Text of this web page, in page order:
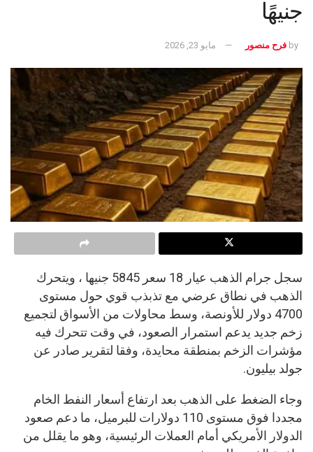
جنيهًا
by فرح منصور مايو 23, 2026
سجل جرام الذهب عيار 18 سعر 5845 جنيها ، ويتحرك
الذهب في نطاق عرضي مع تذبذب قوي حول مستوى
4700 دولار للأونصة، وسط محاولات من الأسواق لتجميع
زخم جديد يدعم استمرار الصعود، في وقت تتحرك فيه
مؤشرات الزخم بمنطقة محايدة، وفقا لتقرير صادر عن
جولد بيليون.
وجاء الضغط على الذهب بعد ارتفاع أسعار النفط الخام
مجددا فوق مستوى 110 دولارات للبرميل، ما دعم صعود
الدولار الأمريكي أمام العملات الرئيسية، وهو ما يقلل من